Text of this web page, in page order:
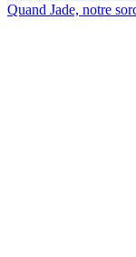
Quand Jade, notre